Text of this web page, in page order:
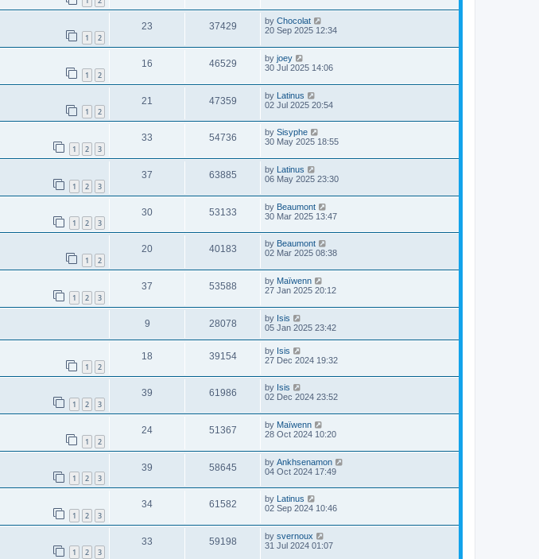
1 2
23 37429 by Chocolat
20 Sep 2025 12:34
1 2
16 46529 by joey
30 Jul 2025 14:06
1 2
21 47359 by Latinus
02 Jul 2025 20:54
1 2 3
33 54736 by Sisyphe
30 May 2025 18:55
1 2 3
37 63885 by Latinus
06 May 2025 23:30
1 2 3
30 53133 by Beaumont
30 Mar 2025 13:47
1 2
20 40183 by Beaumont
02 Mar 2025 08:38
1 2 3
37 53588 by Maïwenn
27 Jan 2025 20:12
9 28078 by Isis
05 Jan 2025 23:42
1 2
18 39154 by Isis
27 Dec 2024 19:32
1 2 3
39 61986 by Isis
02 Dec 2024 23:52
1 2
24 51367 by Maïwenn
28 Oct 2024 10:20
1 2 3
39 58645 by Ankhsenamon
04 Oct 2024 17:49
1 2 3
34 61582 by Latinus
02 Sep 2024 10:46
1 2 3
33 59198 by svernoux
31 Jul 2024 01:07